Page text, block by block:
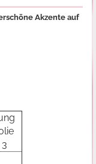
Akzente auf